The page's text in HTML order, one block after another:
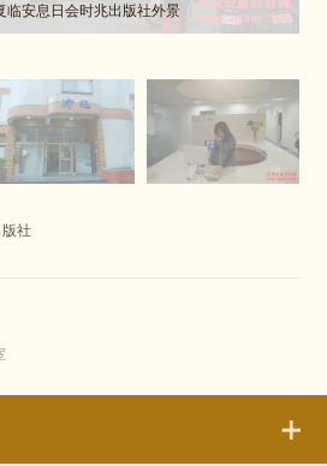
临安息日会时兆出版社外景
社